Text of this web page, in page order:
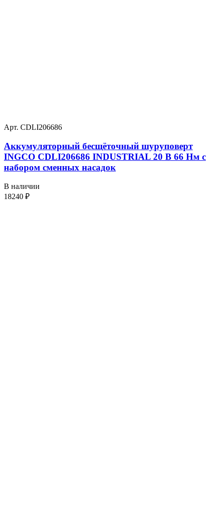
Арт. CDLI206686
Аккумуляторный бесщёточный шуруповерт
INGCO CDLI206686 INDUSTRIAL 20 В 66 Нм с
набором сменных насадок
В наличии
18240 ₽